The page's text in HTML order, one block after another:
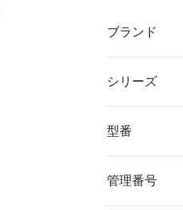
ブランド
シリーズ
型番
管理番号